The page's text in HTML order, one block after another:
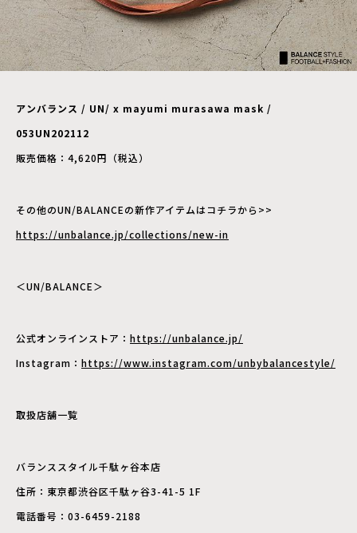
アンバランス / UN/ x mayumi murasawa mask /
053UN202112
販売価格：4,620円（税込）
その他のUN/BALANCEの新作アイテムはコチラから>>
https://unbalance.jp/collections/new-in
＜UN/BALANCE＞
公式オンラインストア： https://unbalance.jp/
Instagram： https://www.instagram.com/unbybalancestyle/
取扱店舗一覧
バランススタイル千駄ヶ谷本店
住所：東京都渋谷区千駄ヶ谷3-41-5 1F
電話番号：03-6459-2188